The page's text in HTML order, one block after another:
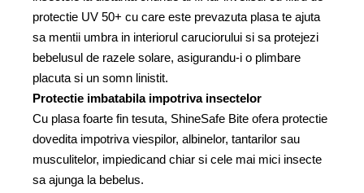
protectie UV 50+ cu care este prevazuta plasa te ajuta
sa mentii umbra in interiorul caruciorului si sa protejezi
bebelusul de razele solare, asigurandu-i o plimbare
placuta si un somn linistit.
Protectie imbatabila impotriva insectelor
Cu plasa foarte fin tesuta, ShineSafe Bite ofera protectie
dovedita impotriva viespilor, albinelor, tantarilor sau
musculitelor, impiedicand chiar si cele mai mici insecte
sa ajunga la bebelus.